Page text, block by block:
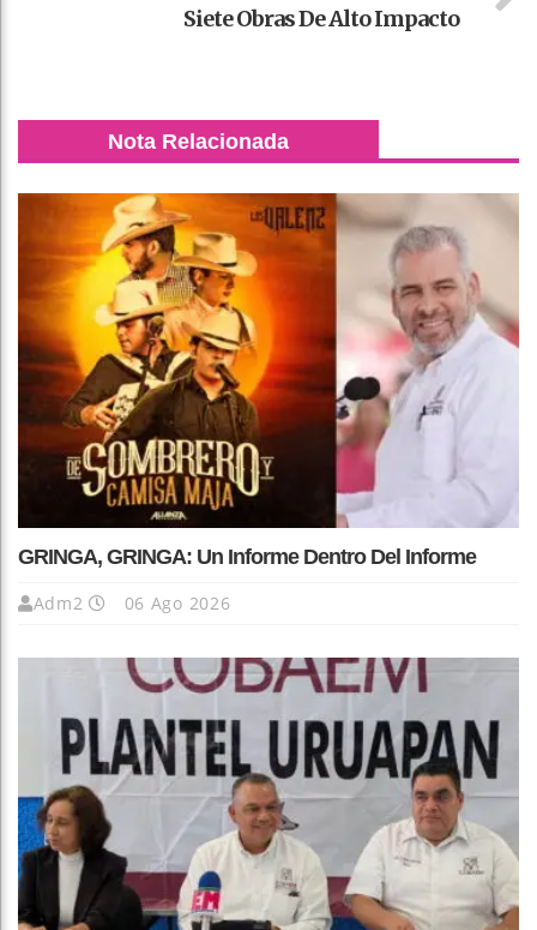
Siete Obras De Alto Impacto
Nota Relacionada
GRINGA, GRINGA: Un Informe Dentro Del Informe
Adm2 06 Ago 2026